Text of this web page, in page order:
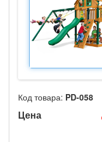
Код товара: PD-058
Цена